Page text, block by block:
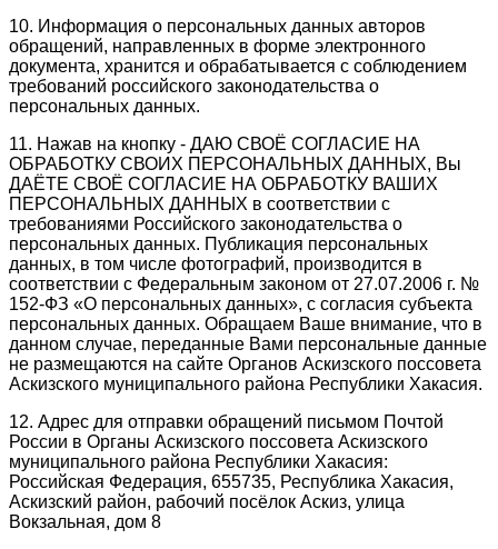
10. Информация о персональных данных авторов
обращений, направленных в форме электронного
документа, хранится и обрабатывается с соблюдением
требований российского законодательства о
персональных данных.
11. Нажав на кнопку - ДАЮ СВОЁ СОГЛАСИЕ НА
ОБРАБОТКУ СВОИХ ПЕРСОНАЛЬНЫХ ДАННЫХ, Вы
ДАЁТЕ СВОЁ СОГЛАСИЕ НА ОБРАБОТКУ ВАШИХ
ПЕРСОНАЛЬНЫХ ДАННЫХ в соответствии с
требованиями Российского законодательства о
персональных данных. Публикация персональных
данных, в том числе фотографий, производится в
соответствии с Федеральным законом от 27.07.2006 г. №
152-ФЗ «О персональных данных», с согласия субъекта
персональных данных. Обращаем Ваше внимание, что в
данном случае, переданные Вами персональные данные
не размещаются на сайте Органов Аскизского поссовета
Аскизского муниципального района Республики Хакасия.
12. Адрес для отправки обращений письмом Почтой
России в Органы Аскизского поссовета Аскизского
муниципального района Республики Хакасия:
Российская Федерация, 655735, Республика Хакасия,
Аскизский район, рабочий посёлок Аскиз, улица
Вокзальная, дом 8